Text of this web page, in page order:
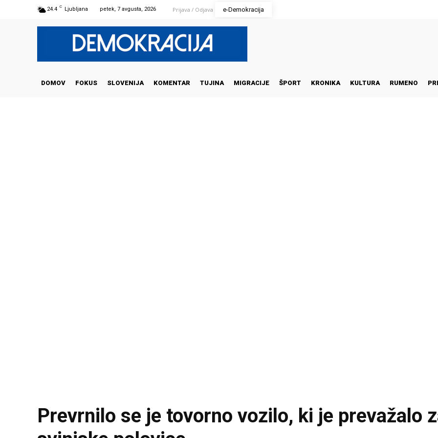
24.4 C Ljubljana petek, 7 avgusta, 2026 Prijava / Odjava e-Demokracija
DOMOV FOKUS SLOVENIJA KOMENTAR TUJINA MIGRACIJE ŠPORT KRONIKA KULTURA RUMENO
Prevrnilo se je tovorno vozilo, ki je prevažalo